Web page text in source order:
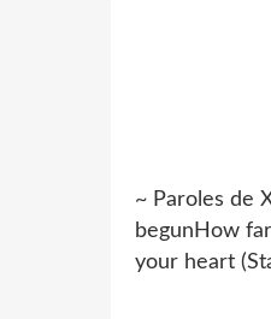
~ Paroles de
begunHow
your heart